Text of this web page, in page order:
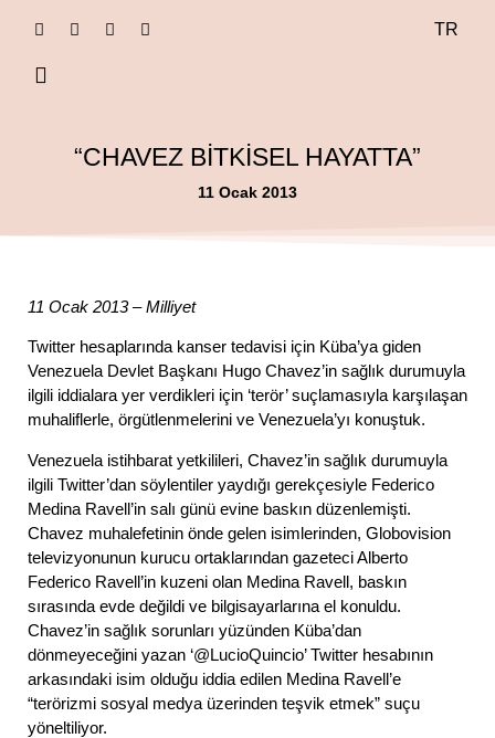
TR
“CHAVEZ BİTKİSEL HAYATTA”
11 Ocak 2013
11 Ocak 2013 – Milliyet
Twitter hesaplarında kanser tedavisi için Küba’ya giden
Venezuela Devlet Başkanı Hugo Chavez’in sağlık durumuyla
ilgili iddialara yer verdikleri için ‘terör’ suçlamasıyla karşılaşan
muhaliflerle, örgütlenmelerini ve Venezuela’yı konuştuk.
Venezuela istihbarat yetkilileri, Chavez’in sağlık durumuyla
ilgili Twitter’dan söylentiler yaydığı gerekçesiyle Federico
Medina Ravell’in salı günü evine baskın düzenlemişti.
Chavez muhalefetinin önde gelen isimlerinden, Globovision
televizyonunun kurucu ortaklarından gazeteci Alberto
Federico Ravell’in kuzeni olan Medina Ravell, baskın
sırasında evde değildi ve bilgisayarlarına el konuldu.
Chavez’in sağlık sorunları yüzünden Küba’dan
dönmeyeceğini yazan ‘@LucioQuincio’ Twitter hesabının
arkasındaki isim olduğu iddia edilen Medina Ravell’e
“terörizmi sosyal medya üzerinden teşvik etmek” suçu
yöneltiliyor.